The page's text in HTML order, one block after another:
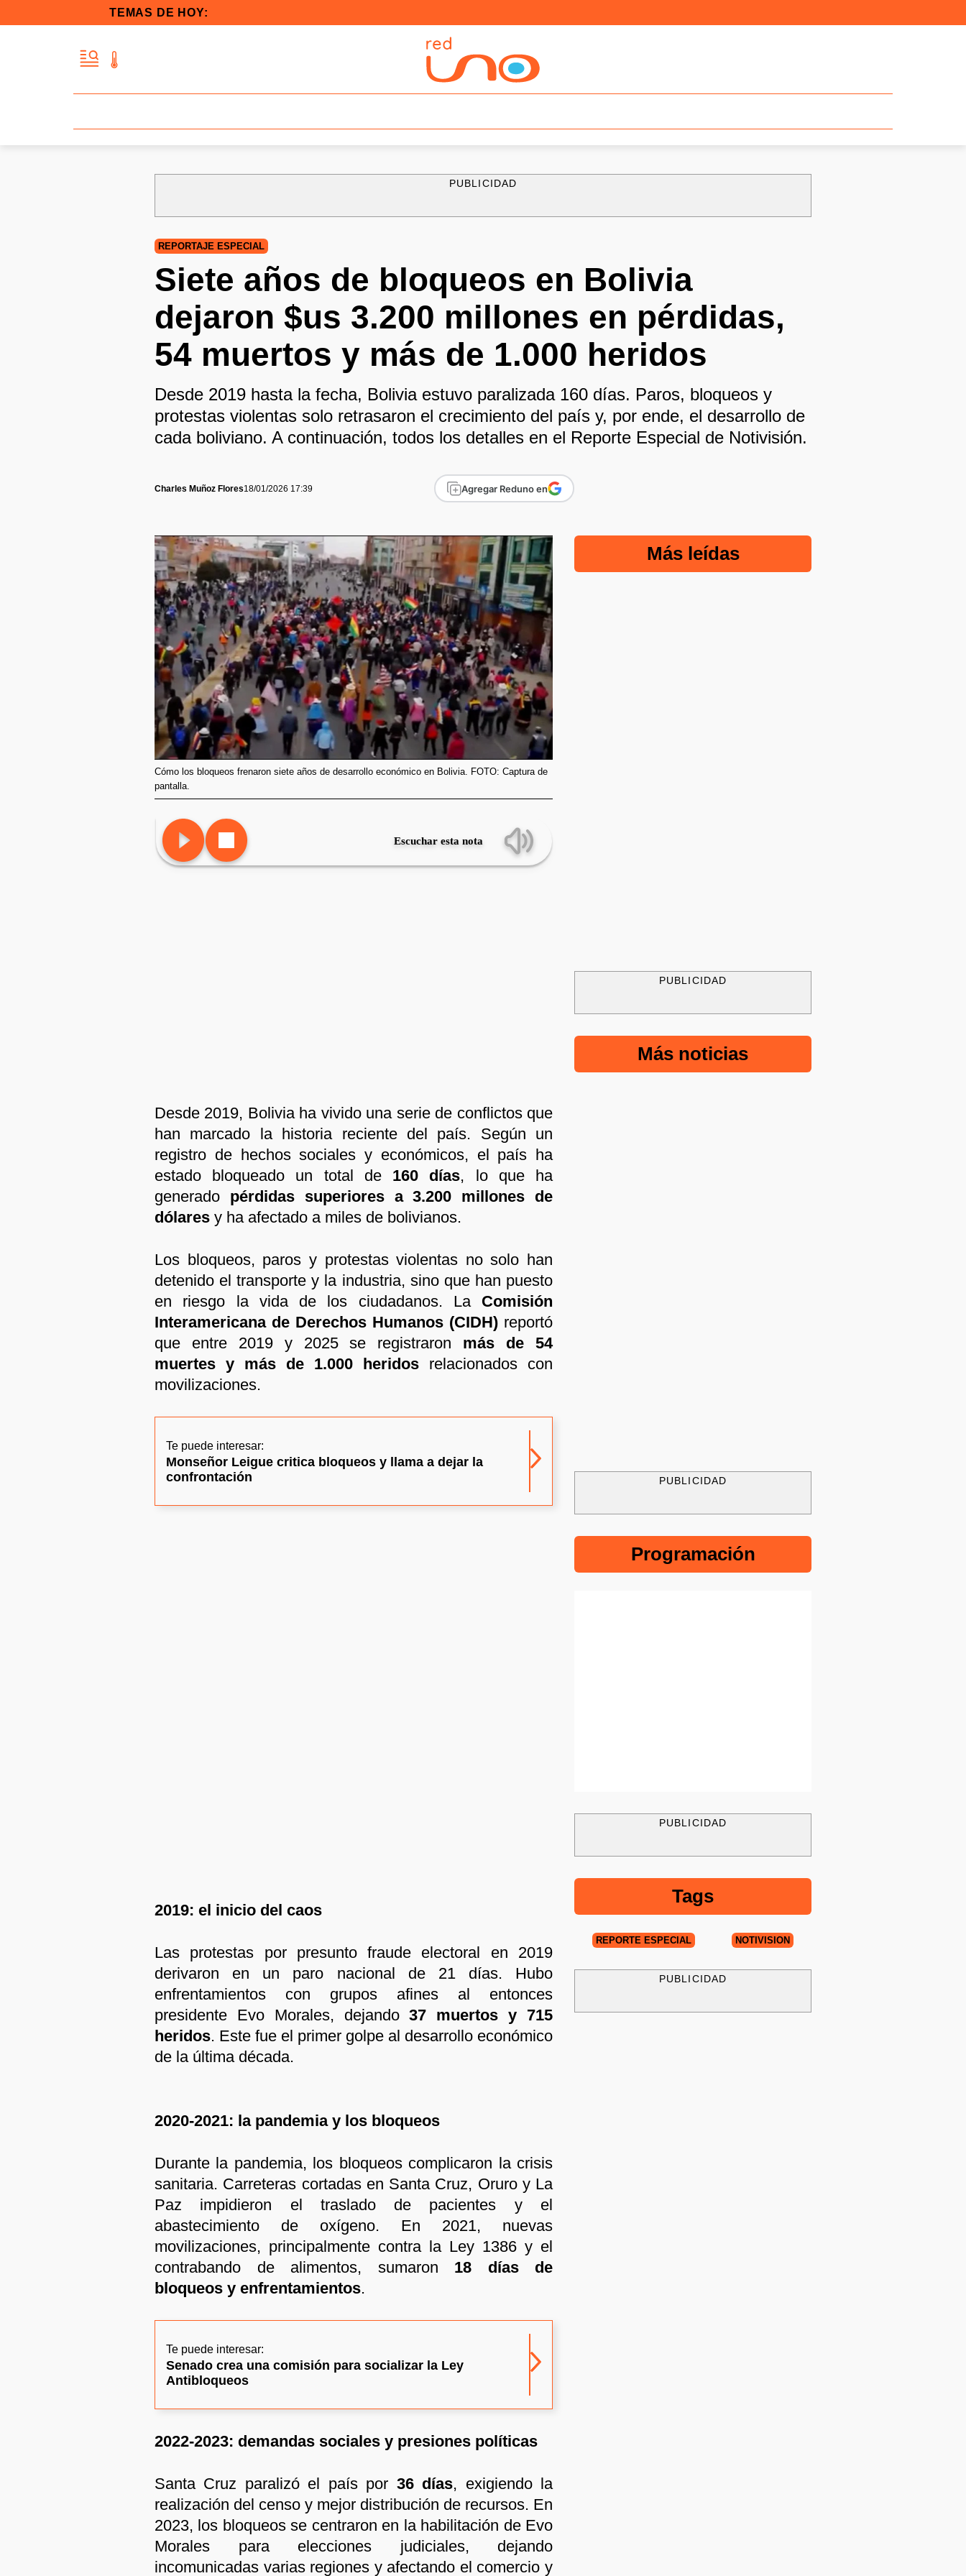
TEMAS DE HOY:
PUBLICIDAD
REPORTAJE ESPECIAL
Siete años de bloqueos en Bolivia
dejaron $us 3.200 millones en pérdidas,
54 muertos y más de 1.000 heridos
Desde 2019 hasta la fecha, Bolivia estuvo paralizada 160 días. Paros, bloqueos y
protestas violentas solo retrasaron el crecimiento del país y, por ende, el desarrollo de
cada boliviano. A continuación, todos los detalles en el Reporte Especial de Notivisión.
Charles Muñoz Flores18/01/2026 17:39 Agregar Reduno en
Cómo los bloqueos frenaron siete años de desarrollo económico en Bolivia. FOTO: Captura de
pantalla.
Escuchar esta nota
Desde 2019, Bolivia ha vivido una serie de conflictos que
han marcado la historia reciente del país. Según un
registro de hechos sociales y económicos, el país ha
estado bloqueado un total de 160 días, lo que ha
generado pérdidas superiores a 3.200 millones de
dólares y ha afectado a miles de bolivianos.
Los bloqueos, paros y protestas violentas no solo han
detenido el transporte y la industria, sino que han puesto
en riesgo la vida de los ciudadanos. La Comisión
Interamericana de Derechos Humanos (CIDH) reportó
que entre 2019 y 2025 se registraron más de 54
muertes y más de 1.000 heridos relacionados con
movilizaciones.
Te puede interesar:
Monseñor Leigue critica bloqueos y llama a dejar la
confrontación
2019: el inicio del caos
Las protestas por presunto fraude electoral en 2019
derivaron en un paro nacional de 21 días. Hubo
enfrentamientos con grupos afines al entonces
presidente Evo Morales, dejando37 muertos y 715
heridos. Este fue el primer golpe al desarrollo económico
de la última década.
2020-2021: la pandemia y los bloqueos
Durante la pandemia, los bloqueos complicaron la crisis
sanitaria. Carreteras cortadas en Santa Cruz, Oruro y La
Paz impidieron el traslado de pacientes y el
abastecimiento de oxígeno. En 2021, nuevas
movilizaciones, principalmente contra la Ley 1386 y el
contrabando de alimentos, sumaron 18 días de
bloqueos y enfrentamientos.
Te puede interesar:
Senado crea una comisión para socializar la Ley
Antibloqueos
2022-2023: demandas sociales y presiones políticas
Santa Cruz paralizó el país por 36 días, exigiendo la
realización del censo y mejor distribución de recursos. En
2023, los bloqueos se centraron en la habilitación de Evo
Morales para elecciones judiciales, dejando
incomunicadas varias regiones y afectando el comercio y
Más leídas
PUBLICIDAD
Más noticias
PUBLICIDAD
Programación
PUBLICIDAD
Tags
REPORTE ESPECIAL NOTIVISIÓN
PUBLICIDAD